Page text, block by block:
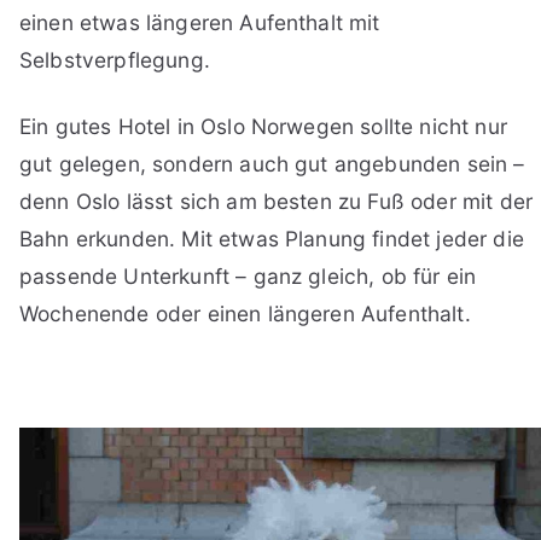
einen etwas längeren Aufenthalt mit
Selbstverpflegung.
Ein gutes Hotel in Oslo Norwegen sollte nicht nur
gut gelegen, sondern auch gut angebunden sein –
denn Oslo lässt sich am besten zu Fuß oder mit der
Bahn erkunden. Mit etwas Planung findet jeder die
passende Unterkunft – ganz gleich, ob für ein
Wochenende oder einen längeren Aufenthalt.